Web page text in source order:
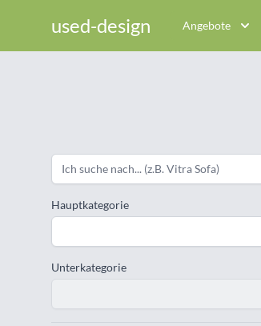
used-design Angebote
Hauptkategorie
Unterkategorie